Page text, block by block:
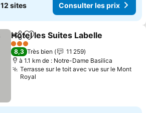
12 sites Consulter les prix
PartagerAjouter à mes favoris
Hotel les Suites Labelle
3 Étoiles
8,3 Très bien
11 259
à 1.1 km de : Notre-Dame Basilica
Terrasse sur le toit avec vue sur le Mont
Royal